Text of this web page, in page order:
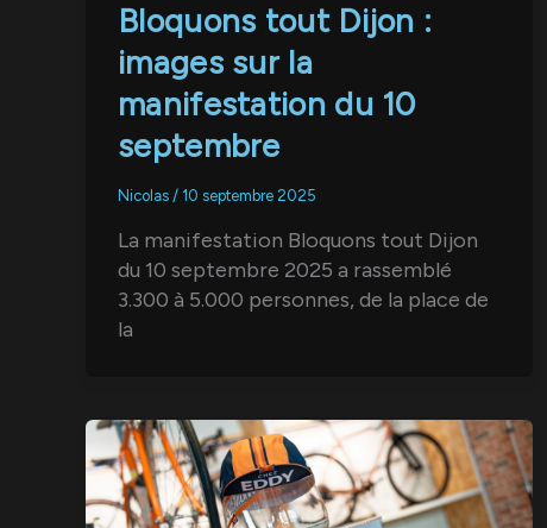
Bloquons tout Dijon :
images sur la
manifestation du 10
septembre
Nicolas / 10 septembre 2025
La manifestation Bloquons tout Dijon
du 10 septembre 2025 a rassemblé
3.300 à 5.000 personnes, de la place de
la